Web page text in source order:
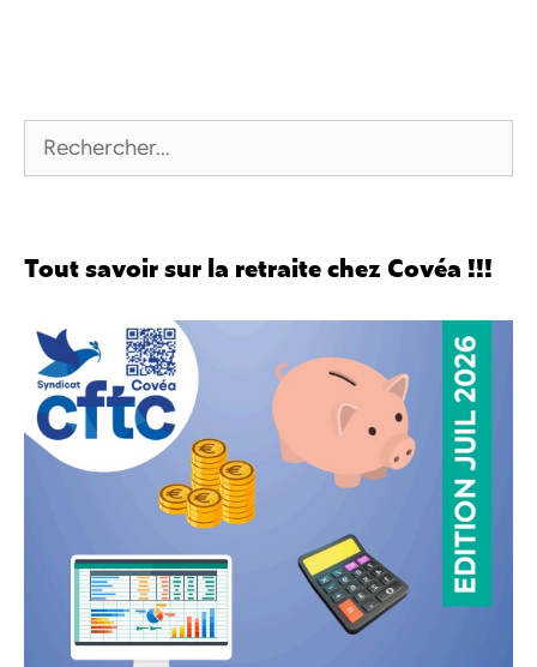
Tout savoir sur la retraite chez Covéa !!!